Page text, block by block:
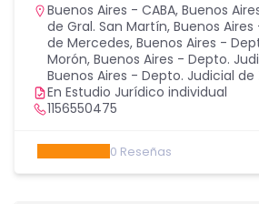
Buenos Aires - CABA, Buenos
de Gral. San Martín, Buenos
de Mercedes, Buenos Aires -
Morón, Buenos Aires - Depto.
Buenos Aires - Depto. Judicial
En Estudio Jurídico individual
1156550475
0 Reseñas